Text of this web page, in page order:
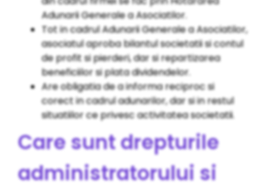
Adunarii Generale a Asociatilor.
Tot in cadrul Adunarii Generale a Asociatilor,
asociatul aproba bilantul societatii si contul
de profit si pierderi, dar si repartizarea
beneficiilor si plata dividendelor.
Are obligatia de a informa reciproc si
corect in cadrul adunarilor, dar si in restul
situatiilor ce privesc activitatea societatii.
Care sunt drepturile
administratorului si